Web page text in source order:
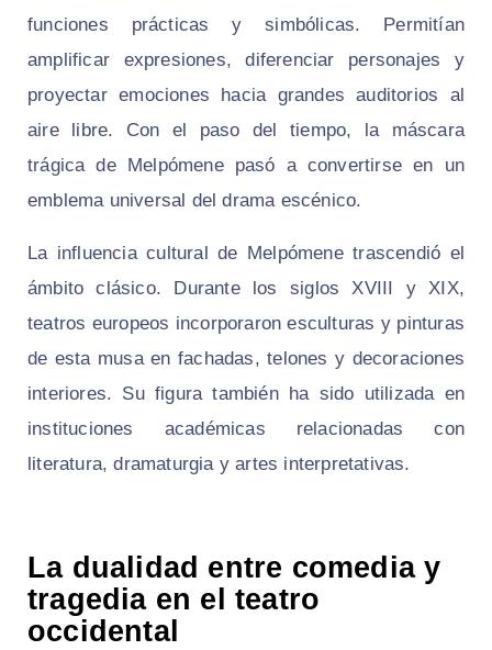
funciones prácticas y simbólicas. Permitían
amplificar expresiones, diferenciar personajes y
proyectar emociones hacia grandes auditorios al
aire libre. Con el paso del tiempo, la máscara
trágica de Melpómene pasó a convertirse en un
emblema universal del drama escénico.
La influencia cultural de Melpómene trascendió el
ámbito clásico. Durante los siglos XVIII y XIX,
teatros europeos incorporaron esculturas y pinturas
de esta musa en fachadas, telones y decoraciones
interiores. Su figura también ha sido utilizada en
instituciones académicas relacionadas con
literatura, dramaturgia y artes interpretativas.
La dualidad entre comedia y
tragedia en el teatro
occidental